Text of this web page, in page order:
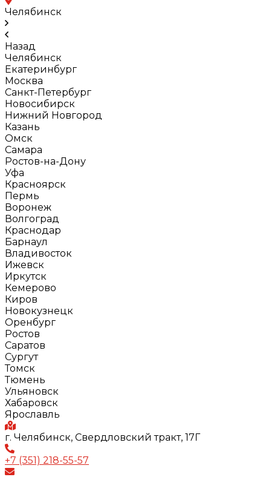
Челябинск
Назад
Челябинск
Екатеринбург
Москва
Санкт-Петербург
Новосибирск
Нижний Новгород
Казань
Омск
Самара
Ростов-на-Дону
Уфа
Красноярск
Пермь
Воронеж
Волгоград
Краснодар
Барнаул
Владивосток
Ижевск
Иркутск
Кемерово
Киров
Новокузнецк
Оренбург
Ростов
Саратов
Сургут
Томск
Тюмень
Ульяновск
Хабаровск
Ярославль
г. Челябинск, Свердловский тракт, 17Г
+7 (351) 218-55-57